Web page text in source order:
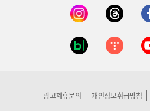
광고제휴문의 개인정보취급방침